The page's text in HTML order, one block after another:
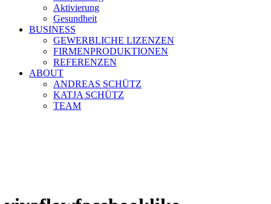
Aktivierung
Gesundheit
BUSINESS
GEWERBLICHE LIZENZEN
FIRMENPRODUKTIONEN
REFERENZEN
ABOUT
ANDREAS SCHÜTZ
KATJA SCHÜTZ
TEAM